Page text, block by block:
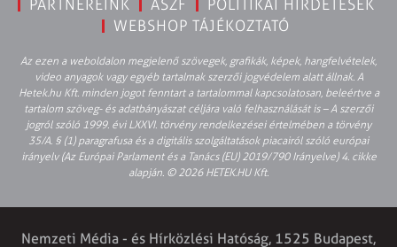
PARTNEREINK
ÁSZF
POLITIKAI HIRDETÉSEK
WEBSHOP TÁJÉKOZTATÓ
Az ezen a weboldalon megjelenő szövegek, grafikák, képek, hangfelvételek,
video anyagok vagy egyéb tartalmak szerzői jogvédelem alatt állnak. A
Hetek.hu Kft. minden jogot fenntart a tartalommal kapcsolatosan, beleértve a
tartalom szöveg- és adatbányászat céljára való felhasználását is – A szerzői
jogról szóló 1999. évi LXXVI. törvény rendelkezései értelmében a törvény
35/A. § (1) paragrafusa és a digitális szolgáltatások piacairól szóló európai
irányelv (Az Európai Parlament és a Tanács (EU) 2019/790 Irányelve) 4. cikke
alapján. © 2026 HETEK.HU Kft.
Nemzeti Média - és Hírközlési Hatóság, 1525 Budapest,